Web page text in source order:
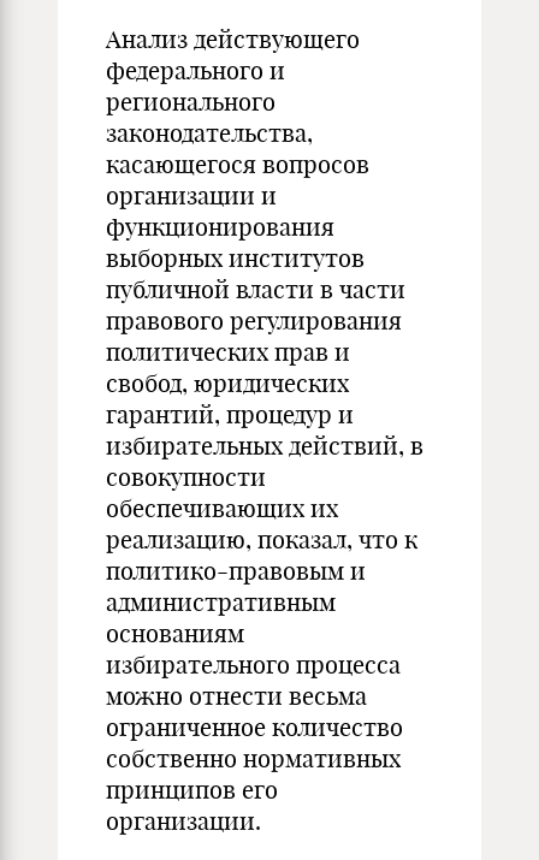
Анализ действующего
федерального и
регионального
законодательства,
касающегося вопросов
организации и
функционирования
выборных институтов
публичной власти в части
правового регулирования
политических прав и
свобод, юридических
гарантий, процедур и
избирательных действий, в
совокупности
обеспечивающих их
реализацию, показал, что к
политико-правовым и
административным
основаниям
избирательного процесса
можно отнести весьма
ограниченное количество
собственно нормативных
принципов его
организации.